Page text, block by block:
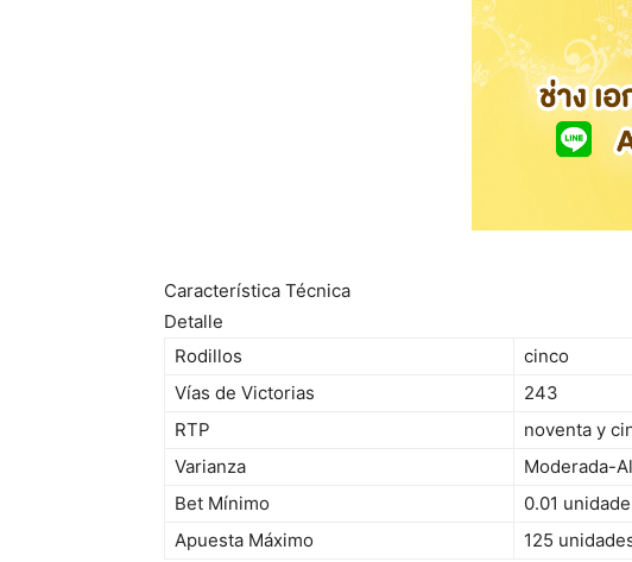
Característica Técnica
Detalle
Rodillos
cinco
Vías de Victorias
243
RTP
noventa y
Varianza
Moderada-
Bet Mínimo
0.01
Apuesta Máximo
125